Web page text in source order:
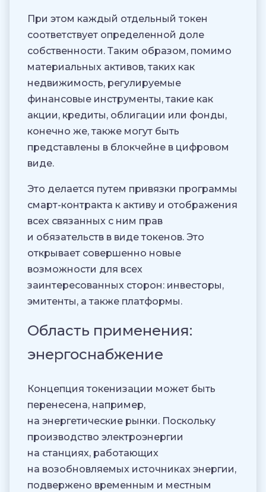
При этом каждый отдельный токен
соответствует определенной доле
собственности. Таким образом, помимо
материальных активов, таких как
недвижимость, регулируемые
финансовые инструменты, такие как
акции, кредиты, облигации или фонды,
конечно же, также могут быть
представлены в блокчейне в цифровом
виде.
Это делается путем привязки программы
смарт-контракта к активу и отображения
всех связанных с ним прав
и обязательств в виде токенов. Это
открывает совершенно новые
возможности для всех
заинтересованных сторон: инвесторы,
эмитенты, а также платформы.
Область применения:
энергоснабжение
Концепция токенизации может быть
перенесена, например,
на энергетические рынки. Поскольку
производство электроэнергии
на станциях, работающих
на возобновляемых источниках энергии,
подвержено временным и местным